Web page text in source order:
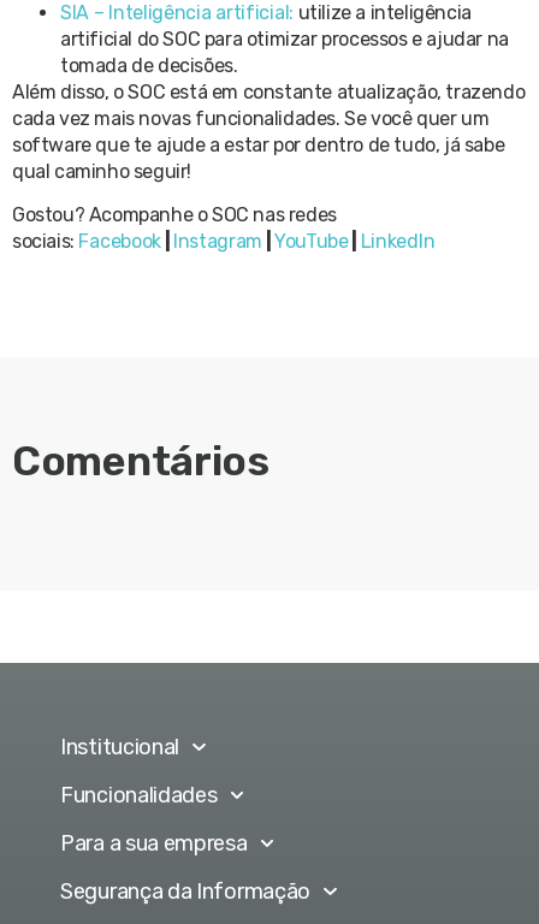
SIA – Inteligência artificial: utilize a inteligência
artificial do SOC para otimizar processos e ajudar na
tomada de decisões.
Além disso, o SOC está em constante atualização, trazendo
cada vez mais novas funcionalidades. Se você quer um
software que te ajude a estar por dentro de tudo, já sabe
qual caminho seguir!
Gostou? Acompanhe o SOC nas redes
sociais: Facebook Instagram YouTube| LinkedIn
Comentários
Institucional
Funcionalidades
Para a sua empresa
Segurança da Informação